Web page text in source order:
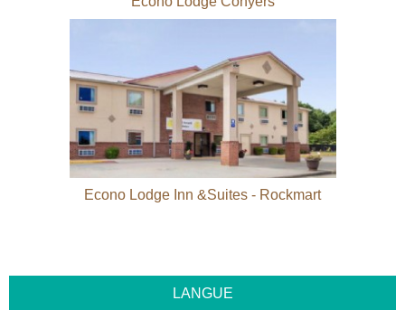
Econo Lodge Inn &Suites - Rockmart